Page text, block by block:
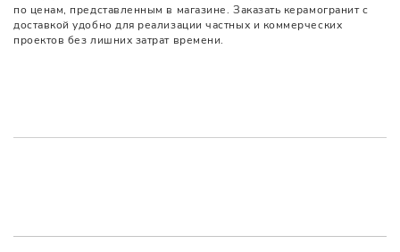
по ценам, представленным в магазине. Заказать керамогранит с
доставкой удобно для реализации частных и коммерческих
проектов без лишних затрат времени.